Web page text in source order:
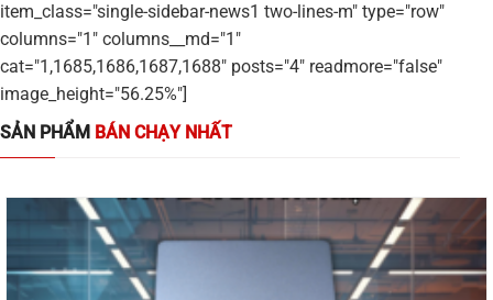
item_class="single-sidebar-news1 two-lines-m" type="row"
columns="1" columns__md="1"
cat="1,1685,1686,1687,1688" posts="4" readmore="false"
image_height="56.25%"]
SẢN PHẨM BÁN CHẠY NHẤT